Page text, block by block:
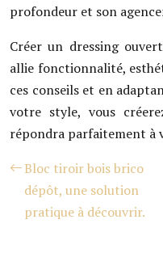
profondeur et son
Créer un dressing
allie fonctionnalité,
ces conseils et en
votre style, vous
répondra parfaitement à
Bloc tiroir bois brico
dépôt, une solution
pratique à découvrir.